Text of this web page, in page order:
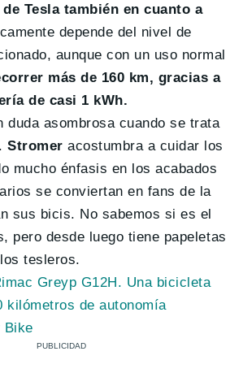
Tesla también en cuanto a
depende del nivel de
aunque con un uso normal
más de 160 km, gracias a
de casi 1 kWh.
duda asombrosa cuando se trata
Stromer acostumbra a cuidar los
mucho énfasis en los acabados
se conviertan en fans de la
sus bicis. No sabemos si es el
pero desde luego tiene papeletas
tesleros.
Greyp G12H. Una bicicleta
kilómetros de autonomía
Bike